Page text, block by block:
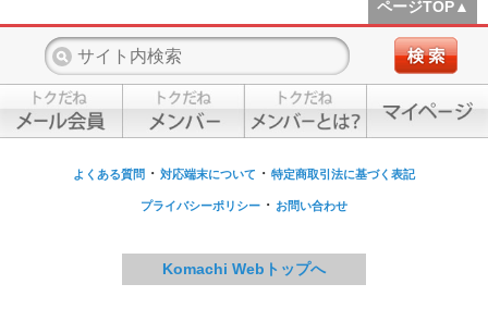
ページTOP▲
よくある質問 ・ 対応端末について ・ 特定商取引法に基づく表記
プライバシーポリシー ・ お問い合わせ
Komachi Webトップへ